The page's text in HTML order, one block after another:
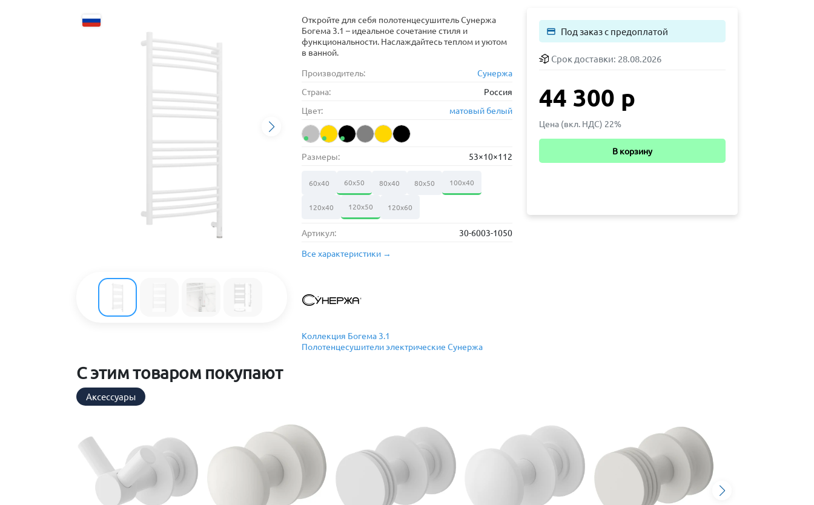
Откройте для себя полотенцесушитель Сунержа
Богема 3.1 – идеальное сочетание стиля и
функциональности. Наслаждайтесь теплом и уютом
в ванной.
Производитель:
Сунержа
Страна:
Россия
Цвет:
матовый белый
Размеры: 53×10×112
60х40 60х50 80х40 80х50 100х40
120х40 120х50 120х60
Артикул:
30-6003-1050
Все характеристики →
Коллекция Богема 3.1
Полотенцесушители электрические Сунержа
payment Под заказ с предоплатой
Срок доставки: 28.08.2026
44 300 р
Цена (вкл. НДС) 22%
В корзину
С этим товаром покупают
Аксессуары